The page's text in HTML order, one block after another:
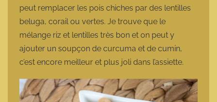
peut remplacer les pois chiches par des lentilles
beluga, corail ou vertes. Je trouve que le
mélange riz et lentilles très bon et on peut y
ajouter un soupçon de curcuma et de cumin,
c’est encore meilleur et plus joli dans l’assiette.